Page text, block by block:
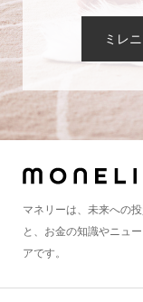
ミレ
マネリーは、未来への
と、お金の知識やニュ
アです。